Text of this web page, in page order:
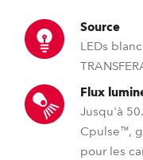
Source
LEDs
Flux
Jusqu'à
Cpulse™,
pour les